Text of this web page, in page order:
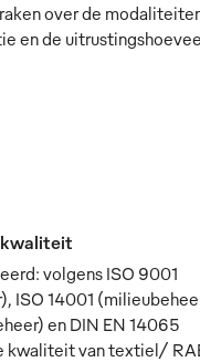
over de
en de
volgens ISO 9001
ISO 14001
en DIN EN 14065
kwaliteit van textiel/